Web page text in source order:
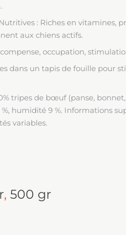
: Riches en vitamines,
aux chiens actifs.
occupation,
dans un tapis de fouille pour
tripes de bœuf (panse,
%, humidité 9 %. Informations
variables.
, 500 gr